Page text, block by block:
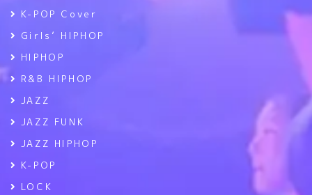
K-POP Cover
Girls’ HIPHOP
HIPHOP
R&B HIPHOP
JAZZ
JAZZ FUNK
JAZZ HIPHOP
K-POP
LOCK